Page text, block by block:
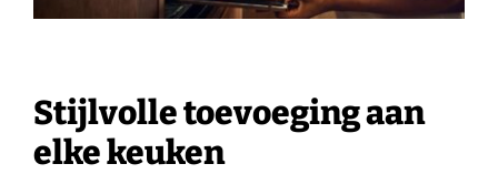
Stijlvolle toevoeging aan
elke keuken